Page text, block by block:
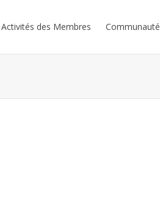
Activités des Membres Communauté